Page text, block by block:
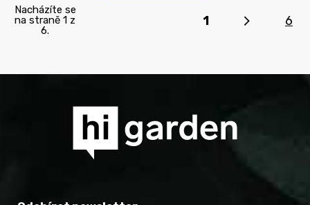
Nacházíte se
na straně 1 z
6.
1 6